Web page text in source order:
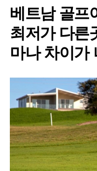
베트남 골프
최저가 다른
마나 차이가